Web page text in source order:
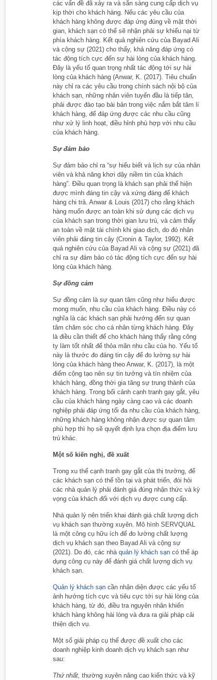
các vấn đề đã xảy ra và sẵn sàng cung cấp dịch vụ
kịp thời cho khách hàng. Nếu các yêu cầu của
khách hàng không được đáp ứng đúng về mặt thời
gian, khách sạn có thể sẽ nhận phải sự khiếu nại từ
phía khách hàng. Kết quả nghiên cứu của Bayad Ali
và cộng sự (2021) cho thấy, khả năng đáp ứng có
tác động tích cực đến sự hài lòng của khách hàng.
Đây là yếu tố quan trọng nhất tác động tới sự hài
lòng của khách hàng (Anwar, K. (2017). Tiêu chuẩn
này chỉ ra các yêu cầu trong chính sách nội bộ của
khách sạn, những nhân viên tuyến đầu là tiếp tân,
phải được đào tạo bài bản trong việc nắm bắt tâm lí
khách hàng, để đáp ứng được các nhu cầu cũng
như xử lý linh hoạt, điều hỉnh phù hợp với nhu cầu
của khách hàng.
Sự đảm bảo
Sự đảm bảo chỉ ra “sự hiểu biết và lịch sự của nhân
viên và khả năng khơi dậy niềm tin của khách
hàng”. Điều quan trọng là khách sạn phải thể hiện
được mình đáng tin cậy và xứng đáng để khách
hàng chi trả. Anwar & Louis (2017) cho rằng khách
hàng muốn được an toàn khi sử dụng các dịch vụ
của khách sạn trong thời gian lưu trú, và cảm thấy
an toàn về mặt tài chính khi giao dịch, do đó nhân
viên phải đáng tin cậy (Cronin & Taylor, 1992). Kết
quả nghiên cứu của Bayad Ali và cộng sự (2021) đã
chỉ ra sự đảm bảo có tác động tích cực đến sự hài
lòng của khách hàng.
Sự đồng cảm
Sự đồng cảm là sự quan tâm cũng như hiểu được
mong muốn, nhu cầu của khách hàng. Điều này có
nghĩa là các khách sạn phải hướng đến sự quan
tâm chăm sóc cho cá nhân từng khách hàng. Đây
là điều cần thiết để cho khách hàng thấy rằng công
ty làm tốt nhất để thỏa mãn nhu cầu của họ. Yếu tố
này là thước đo đáng tin cậy để đo lường sự hài
lòng của khách hàng theo Anwar, K. (2017), là một
điểm cộng tạo nên sự tin tưởng và tín nhiệm của
khách hàng, đồng thời gia tăng sự trung thành của
khách hàng. Trong bối cảnh cạnh tranh gay gắt, yêu
cầu của khách hàng ngày càng cao và các doanh
nghiệp phải đáp ứng tối đa nhu cầu của khách hàng,
những khách hàng không nhận được sự quan tâm
phù hợp thì họ sẽ quyết định lựa chọn địa điểm lưu
trú khác.
Một số kiến nghị, đề xuất
Trong xu thế cạnh tranh gay gắt của thị trường, để
các khách sạn có thể tồn tại và phát triển, đòi hỏi
các nhà quản lý phải đánh giá đúng nhận thức và kỳ
vọng của khách đối với dịch vụ được cung cấp.
Nhà quản lý nên triển khai đánh giá chất lượng dịch
vụ khách sạn thường xuyên. Mô hình SERVQUAL
là một công cụ hữu ích để đo lường chất lượng
dịch vụ khách sạn theo Bayad Ali và cộng sự
(2021). Do đó, các nhà quản lý khách sạn có thể áp
dụng công cụ này để đánh giá chất lượng dịch vụ
khách sạn.
Quản lý khách sạn cần nhận diện được các yếu tố
ảnh hưởng tích cực và tiêu cực tới sự hài lòng của
khách hàng, từ đó, điều tra nguyên nhân khiến
khách hàng không hài lòng và đưa ra giải pháp cải
thiện dịch vụ.
Một số giải pháp cụ thể được đề xuất cho các
doanh nghiệp kinh doanh dịch vụ khách sạn như
sau:
Thứ nhất, thường xuyên nâng cao kiến thức và kỹ